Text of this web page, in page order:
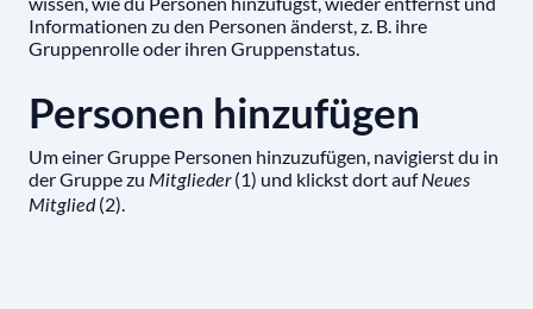
Informationen zu den Personen änderst, z. B. ihre
Gruppenrolle oder ihren Gruppenstatus.
Personen hinzufügen
Um einer Gruppe Personen hinzuzufügen, navigierst du in
der Gruppe zu Mitglieder(1) und klickst dort aufNeues
Mitglied(2).